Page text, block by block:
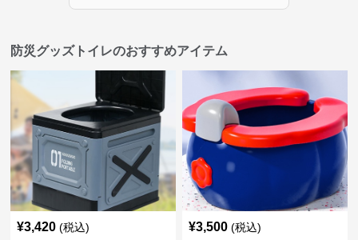
防災グッズトイレのおすすめアイテム
¥3,420 (税込) ¥3,500 (税込)